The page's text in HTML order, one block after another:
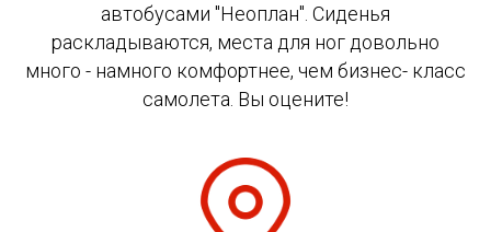
автобусами "Неоплан". Сиденья
раскладываются, места для ног довольно
много - намного комфортнее, чем бизнес- класс
самолета. Вы оцените!